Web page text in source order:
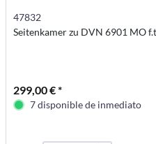
47832
Seitenkamer zu DVN 6901 MO
299,00 € *
7 disponible de inmediato